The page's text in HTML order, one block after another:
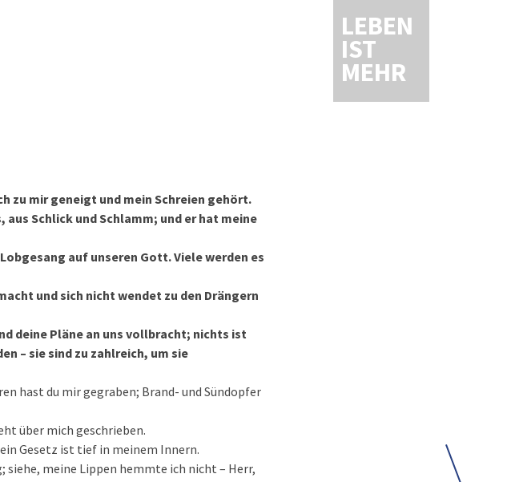
LEBEN
IST
MEHR
zu mir geneigt und mein Schreien gehört.
Schlick und Schlamm; und er hat meine
auf unseren Gott. Viele werden es
und sich nicht wendet zu den Drängern
deine Pläne an uns vollbracht; nichts ist
– sie sind zu zahlreich, um sie
hast du mir gegraben; Brand- und Sündopfer
über mich geschrieben.
Gesetz ist tief in meinem Innern.
meine Lippen hemmte ich nicht – Herr,